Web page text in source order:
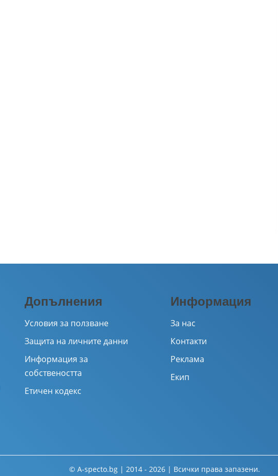
Допълнения
Условия за ползване
Защита на личните данни
Информация за
собствеността
Етичен кодекс
Информация
За нас
Контакти
Реклама
Екип
© A-specto.bg | 2014 - 2026 | Всички права запазени.